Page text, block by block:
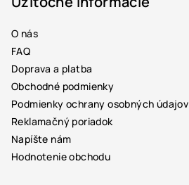
O nás
FAQ
Doprava a platba
Obchodné podmienky
Podmienky ochrany osobných údajov
Reklamačný poriadok
Napíšte nám
Hodnotenie obchodu